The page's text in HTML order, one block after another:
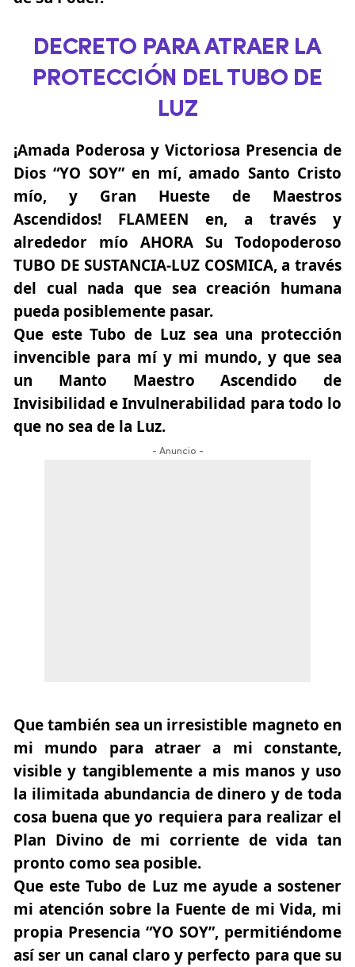
DECRETO PARA ATRAER LA
PROTECCIÓN DEL TUBO DE
LUZ
¡Amada Poderosa y Victoriosa Presencia de
Dios “YO SOY” en mí, amado Santo Cristo
mío, y Gran Hueste de Maestros
Ascendidos! FLAMEEN en, a través y
alrededor mío AHORA Su Todopoderoso
TUBO DE SUSTANCIA-LUZ COSMICA, a través
del cual nada que sea creación humana
pueda posiblemente pasar.
Que este Tubo de Luz sea una protección
invencible para mí y mi mundo, y que sea
un Manto Maestro Ascendido de
Invisibilidad e Invulnerabilidad para todo lo
que no sea de la Luz.
- Anuncio -
Que también sea un irresistible magneto en
mi mundo para atraer a mi constante,
visible y tangiblemente a mis manos y uso
la ilimitada abundancia de dinero y de toda
cosa buena que yo requiera para realizar el
Plan Divino de mi corriente de vida tan
pronto como sea posible.
Que este Tubo de Luz me ayude a sostener
mi atención sobre la Fuente de mi Vida, mi
propia Presencia “YO SOY”, permitiéndome
así ser un canal claro y perfecto para que su